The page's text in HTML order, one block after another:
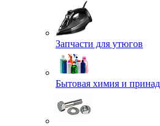
Запчасти для утюгов
Бытовая химия и